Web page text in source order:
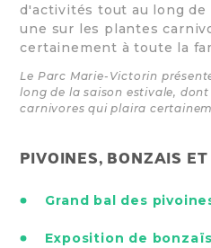
Le Parc Marie-Victorin
long de la saison estivale,
carnivores qui plaira
PIVOINES, BONZAIS ET
Grand bal des
Exposition de